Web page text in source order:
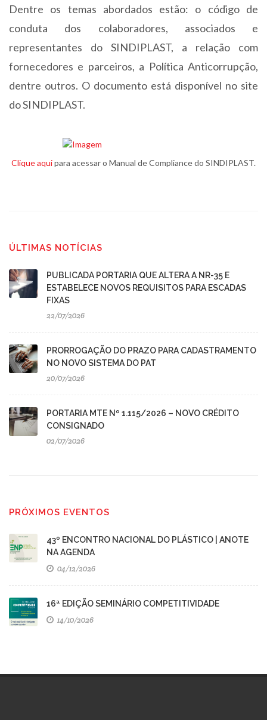
Dentre os temas abordados estão: o código de
conduta dos colaboradores, associados e
representantes do SINDIPLAST, a relação com
fornecedores e parceiros, a Política Anticorrupção,
dentre outros. O documento está disponível no site
do SINDIPLAST.
Clique aquipara acessar o Manual de Compliance do SINDIPLAST.
ÚLTIMAS NOTÍCIAS
PUBLICADA PORTARIA QUE ALTERA A NR-35 E
ESTABELECE NOVOS REQUISITOS PARA ESCADAS
FIXAS
22/07/2026
PRORROGAÇÃO DO PRAZO PARA CADASTRAMENTO
NO NOVO SISTEMA DO PAT
20/07/2026
PORTARIA MTE Nº 1.115/2026 – NOVO CRÉDITO
CONSIGNADO
02/07/2026
PRÓXIMOS EVENTOS
43º ENCONTRO NACIONAL DO PLÁSTICO | ANOTE
NA AGENDA
04/12/2026
16ª EDIÇÃO SEMINÁRIO COMPETITIVIDADE
14/10/2026